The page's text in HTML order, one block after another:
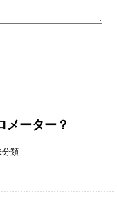
メーター？
分類